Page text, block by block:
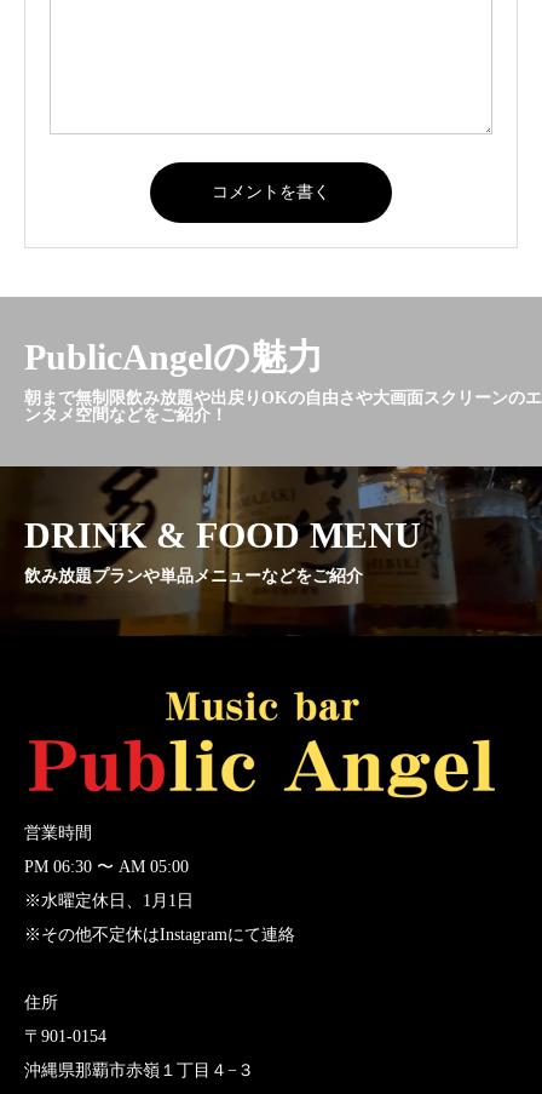
PublicAngelの魅力
朝まで無制限飲み放題や出戻りOKの自由さや大画面スクリーンのエ
ンタメ空間などをご紹介！
DRINK & FOOD MENU
飲み放題プランや単品メニューなどをご紹介
営業時間
PM 06:30 〜 AM 05:00
※水曜定休日、1月1日​
※その他不定休はInstagramにて連絡
住所
〒901-0154
沖縄県那覇市赤嶺１丁目４−３